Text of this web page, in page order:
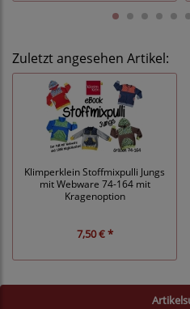
Zuletzt angesehen Artikel:
Klimperklein Stoffmixpulli Jungs
mit Webware 74-164 mit
Kragenoption
7,50 € *